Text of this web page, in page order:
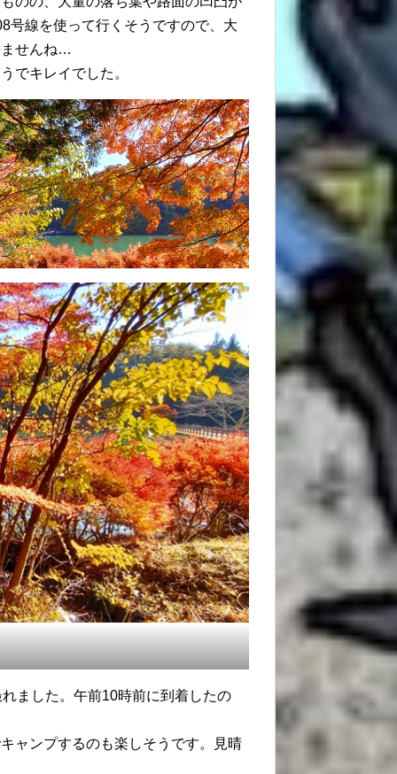
号線を使って行くそうですので、大
ませんね…
でキレイでした。
ました。午前10時前に到着したの
ャンプするのも楽しそうです。見晴